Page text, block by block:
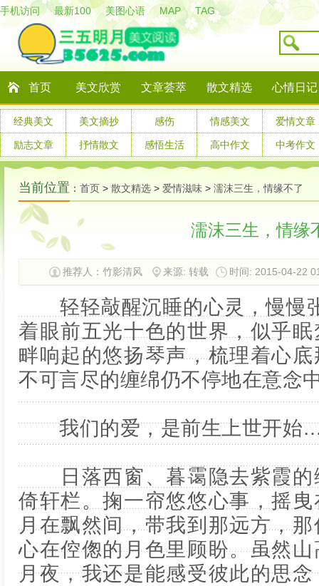
手机访问 最新100 美图心语 MAP TAG
首页 美文欣赏 文章荟萃 散文精选 心情日记
经典美文 美文摘抄 感伤 情感美文 爱情文章
励志文章 抒情散文 感悟生活 高中作文 中考作文
当前位置 ： 首页 > 散文精选 > 爱情滋味 > 濡沫三生，情缘不了
濡沫三生，情缘
推荐人：竹影清风 来源: 转载 时间: 2015-04-22
轻轻敲醒沉睡的心灵，慢慢
着眼前五光十色的世界，似乎
畔响起的悠扬琴声，梳理着心
不可言尽的缠绵仍不停地在意念
我们的爱，是前生上世开
日落西窗、暮霭隐去紫霞的
倚轩栏。掬一帘悠悠心事，摇
月在飘然间，带我到那远方，
心在倥偬的月色里顾盼。虽然
月夜，我还是能感受彼此的思